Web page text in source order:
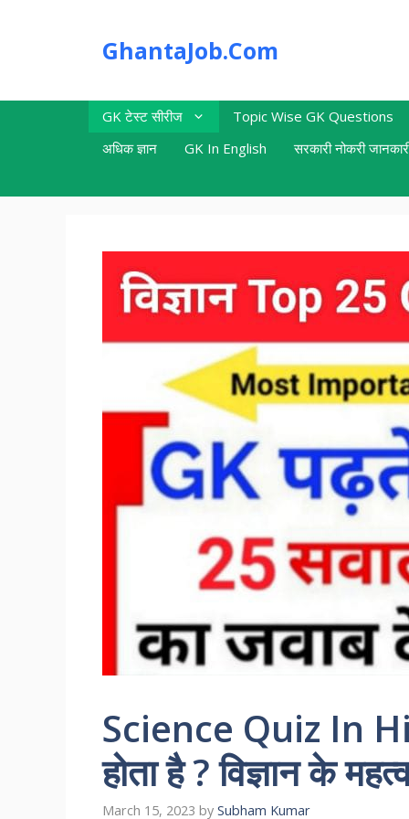
GhantaJob.Com
GK टेस्ट सीरीज Topic Wise GK Questions
अधिक ज्ञान
GK In English सरकारी नोकरी
Science Quiz In
होता है ? विज्ञान के
March 15, 2023 by Subham Kumar